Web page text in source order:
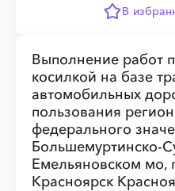
В
Выполнение работ
косилкой на базе
автомобильных
пользования
федерального
Большемуртинско-
Емельяновском мо,
Красноярск